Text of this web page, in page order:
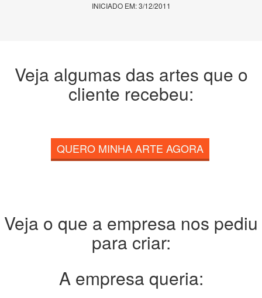
INICIADO EM: 3/12/2011
Veja algumas das artes que o
cliente recebeu:
QUERO MINHA ARTE AGORA
Veja o que a empresa nos pediu
para criar:
A empresa queria: